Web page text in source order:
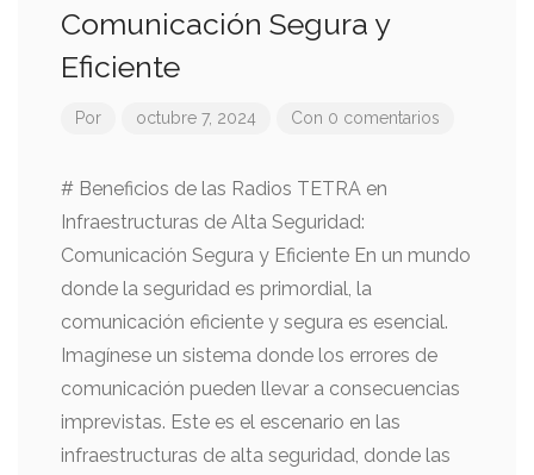
Comunicación Segura y
Eficiente
Por octubre 7, 2024 Con 0 comentarios
# Beneficios de las Radios TETRA en
Infraestructuras de Alta Seguridad:
Comunicación Segura y Eficiente En un mundo
donde la seguridad es primordial, la
comunicación eficiente y segura es esencial.
Imagínese un sistema donde los errores de
comunicación pueden llevar a consecuencias
imprevistas. Este es el escenario en las
infraestructuras de alta seguridad, donde las